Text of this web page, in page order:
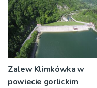
Zalew Klimkówka w
powiecie gorlickim